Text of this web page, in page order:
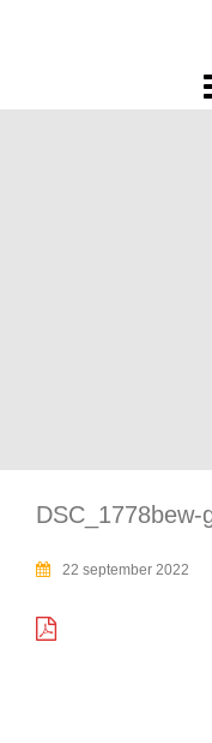
DSC_1778bew-
22 september 2022